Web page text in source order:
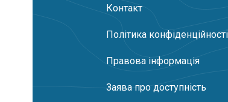
Контакт
Політика конфіденційності
Правова інформація
Заява про доступність